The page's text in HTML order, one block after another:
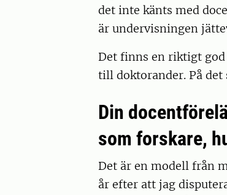
det inte känts med
är undervisningen
Det finns en riktigt
till doktorander. På
Din
som forskare,
Det är en modell från
år efter att jag